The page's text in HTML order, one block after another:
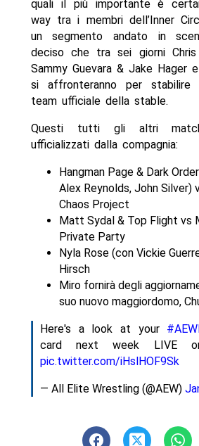
quali il più importante è
way tra i membri dell’Inner
un segmento andato in
deciso che tra sei giorni
Sammy Guevara & Jake Hager
si affronteranno per
team ufficiale della stable.
Questi tutti gli altri
ufficializzati dalla compagnia:
Hangman Page & Dark
Alex Reynolds, John Silver)
Chaos Project
Matt Sydal & Top Flight vs
Private Party
Nyla Rose (con Vickie
Hirsch
Miro fornirà degli
suo nuovo maggiordomo,
Here's a look at your
card next week LIVE
pic.twitter.com/iHslHOF9Sk
— All Elite Wrestling (@AEW)